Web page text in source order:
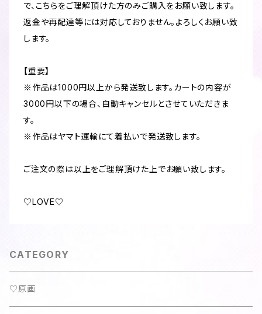
で、こちらをご理解頂けた方のみご購入をお願い致します。
返金や再配達等には対応しておりません。よろしくお願い致
します。
【重要】
※作品は1000円以上から発送致します。カートの内容が
3000円以下の場合、自動キャンセルとさせていただきま
す。
※作品はヤマト運輸にて着払いで発送致します。
ご注文の際は以上をご理解頂けた上でお願い致します。
♡LOVE♡
CATEGORY
♡原画